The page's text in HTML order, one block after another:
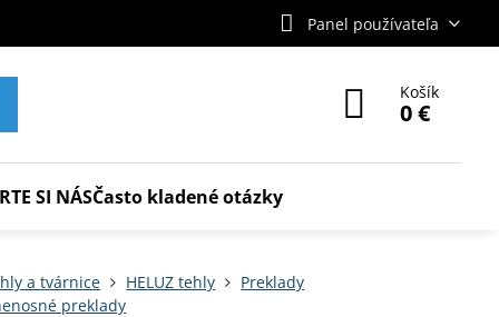
Panel používateľa
Košík
0 €
SI NÁSČasto kladené otázky
a tvárnice HELUZ tehly
Preklady
preklady